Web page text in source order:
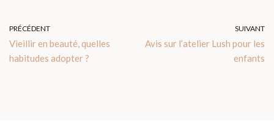
PRÉCÉDENT
Vieillir en beauté, quelles
habitudes adopter ?
SUIVANT
Avis sur l’atelier Lush pour les
enfants